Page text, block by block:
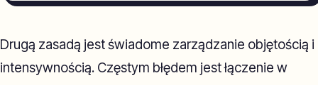
Drugą zasadą jest świadome zarządzanie objętością i
intensywnością. Częstym błędem jest łączenie w